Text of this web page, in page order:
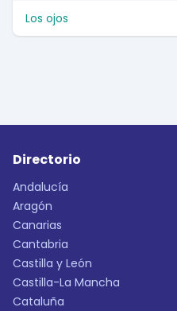
Los ojos
Directorio
Andalucía
Aragón
Canarias
Cantabria
Castilla y León
Castilla-La Mancha
Cataluña